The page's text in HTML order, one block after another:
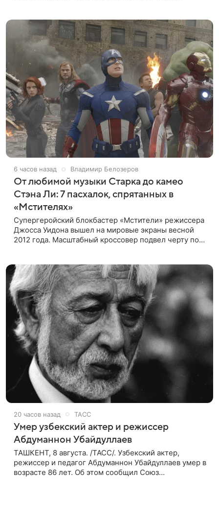
6 часов назад Владимир Белозеров
От любимой музыки Старка до камео
Стэна Ли: 7 пасхалок, спрятанных в
«Мстителях»
Супергеройский блокбастер «Мстители» режиссера
Джосса Уидона вышел на мировые экраны весной
2012 года. Масштабный кроссовер подвел черту под
20 часов назад ТАСС
Умер узбекский актер и режиссер
Абдуманнон Убайдуллаев
ТАШКЕНТ, 8 августа. /ТАСС/. Узбекский актер,
режиссер и педагог Абдуманнон Убайдуллаев умер в
возрасте 86 лет. Об этом сообщил Союз